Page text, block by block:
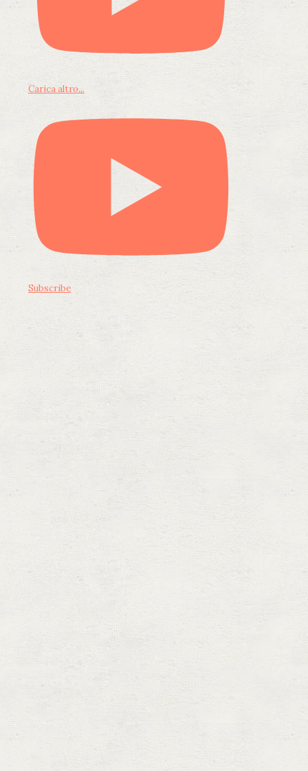
Carica altro...
Subscribe